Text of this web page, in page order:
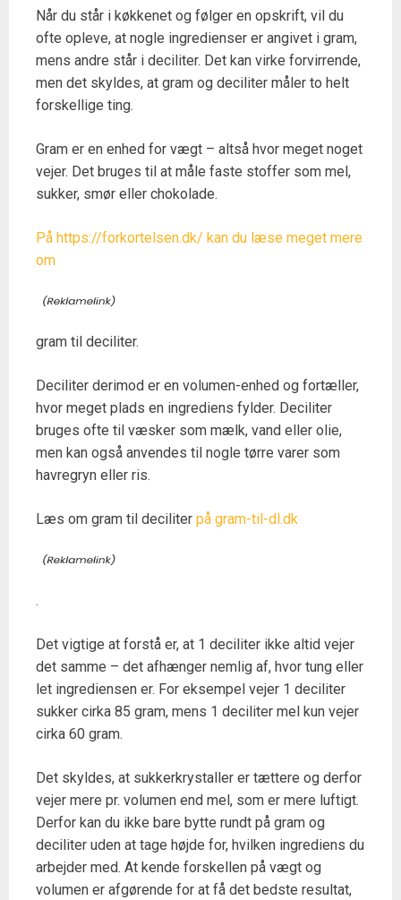
Når du står i køkkenet og følger en opskrift, vil du
ofte opleve, at nogle ingredienser er angivet i gram,
mens andre står i deciliter. Det kan virke forvirrende,
men det skyldes, at gram og deciliter måler to helt
forskellige ting.
Gram er en enhed for vægt – altså hvor meget noget
vejer. Det bruges til at måle faste stoffer som mel,
sukker, smør eller chokolade.
På https://forkortelsen.dk/ kan du læse meget mere
om
gram til deciliter.
Deciliter derimod er en volumen-enhed og fortæller,
hvor meget plads en ingrediens fylder. Deciliter
bruges ofte til væsker som mælk, vand eller olie,
men kan også anvendes til nogle tørre varer som
havregryn eller ris.
Læs om gram til deciliter på gram-til-dl.dk
.
Det vigtige at forstå er, at 1 deciliter ikke altid vejer
det samme – det afhænger nemlig af, hvor tung eller
let ingrediensen er. For eksempel vejer 1 deciliter
sukker cirka 85 gram, mens 1 deciliter mel kun vejer
cirka 60 gram.
Det skyldes, at sukkerkrystaller er tættere og derfor
vejer mere pr. volumen end mel, som er mere luftigt.
Derfor kan du ikke bare bytte rundt på gram og
deciliter uden at tage højde for, hvilken ingrediens du
arbejder med. At kende forskellen på vægt og
volumen er afgørende for at få det bedste resultat,